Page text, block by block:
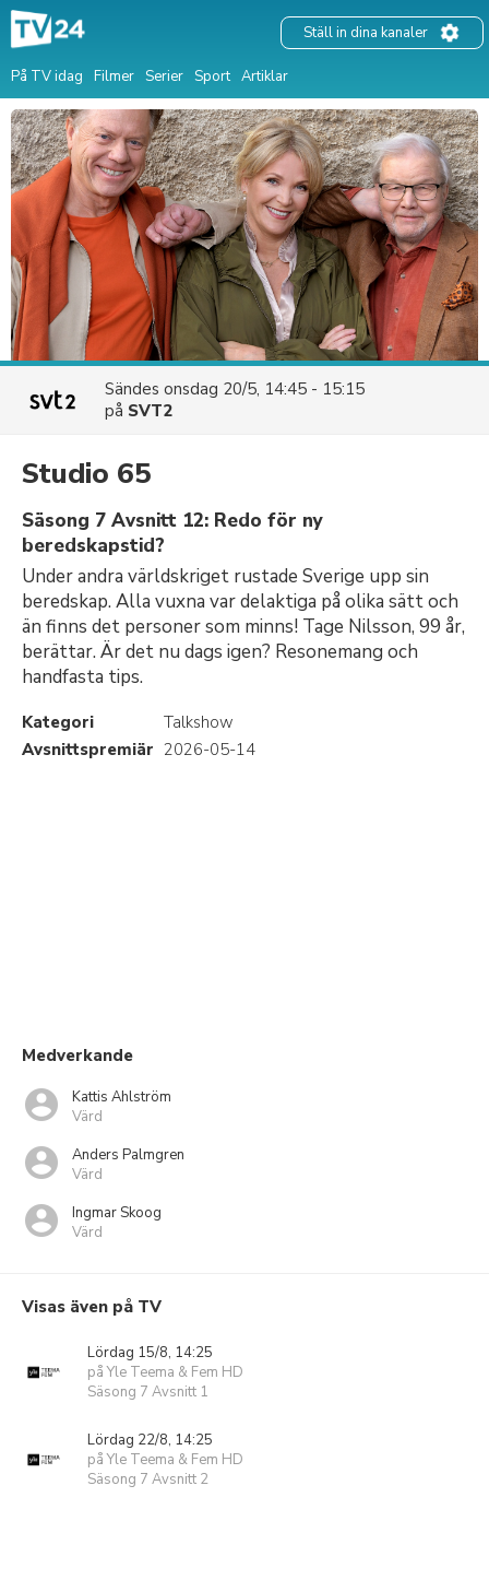
På TV idag Filmer Serier Sport Artiklar
Ställ in dina kanaler
Sändes onsdag 20/5, 14:45 - 15:15
på SVT2
Studio 65
Säsong 7 Avsnitt 12: Redo för ny
beredskapstid?
Under andra världskriget rustade Sverige upp sin
beredskap. Alla vuxna var delaktiga på olika sätt och
än finns det personer som minns! Tage Nilsson, 99 år,
berättar. Är det nu dags igen? Resonemang och
handfasta tips.
Kategori
Talkshow
Avsnittspremiär 2026-05-14
Medverkande
Kattis Ahlström
Värd
Anders Palmgren
Värd
Ingmar Skoog
Värd
Visas även på TV
Lördag 15/8, 14:25
på Yle Teema & Fem HD
Säsong 7 Avsnitt 1
Lördag 22/8, 14:25
på Yle Teema & Fem HD
Säsong 7 Avsnitt 2